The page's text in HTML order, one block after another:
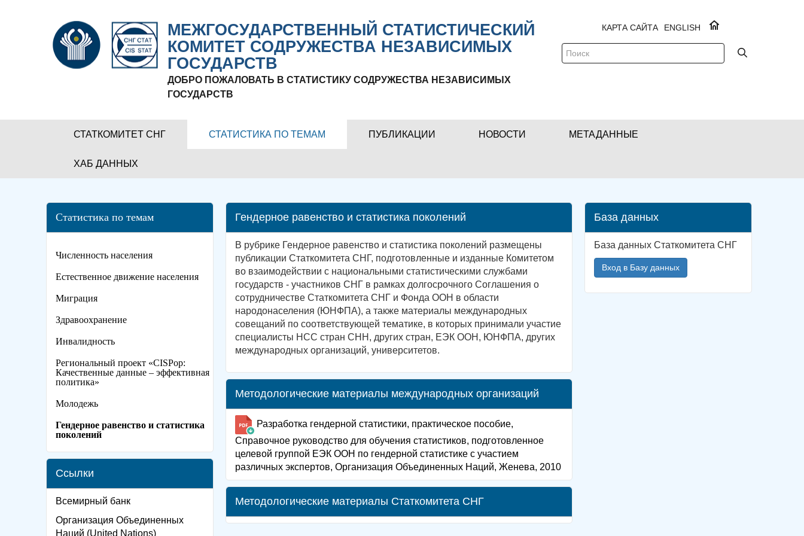
МЕЖГОСУДАРСТВЕННЫЙ СТАТИСТИЧЕСКИЙ
КОМИТЕТ СОДРУЖЕСТВА НЕЗАВИСИМЫХ
ГОСУДАРСТВ
ДОБРО ПОЖАЛОВАТЬ В СТАТИСТИКУ СОДРУЖЕСТВА НЕЗАВИСИМЫХ
ГОСУДАРСТВ
ENGLISH
КАРТА САЙТА
СТАТКОМИТЕТ СНГ СТАТИСТИКА ПО ТЕМАМ ПУБЛИКАЦИИ НОВОСТИ МЕТАДАННЫЕ
ХАБ ДАННЫХ
Статистика по темам
Численность населения
Естественное движение населения
Миграция
Здравоохранение
Инвалидность
Региональный проект «CISPop:
Качественные данные – эффективная
политика»
Молодежь
Гендерное равенство и статистика
поколений
Ссылки
Всемирный банк
Организация Объединенных
Наций (United Nations)
Гендерное равенство и статистика поколений
В рубрике Гендерное равенство и статистика поколений размещены
публикации Статкомитета СНГ, подготовленные и изданные Комитетом
во взаимодействии с национальными статистическими службами
государств - участников СНГ в рамках долгосрочного Соглашения о
сотрудничестве Статкомитета СНГ и Фонда ООН в области
народонаселения (ЮНФПА), а также материалы международных
совещаний по соответствующей тематике, в которых принимали участие
специалисты НСС стран СНН, других стран, ЕЭК ООН, ЮНФПА, других
международных организаций, университетов.
Методологические материалы международных организаций
Разработка гендерной статистики, практическое пособие,
Справочное руководство для обучения статистиков, подготовленное
целевой группой ЕЭК ООН по гендерной статистике с участием
различных экспертов, Организация Объединенных Наций, Женева, 2010
Методологические материалы Статкомитета СНГ
База данных
База данных Статкомитета СНГ
Вход в Базу данных